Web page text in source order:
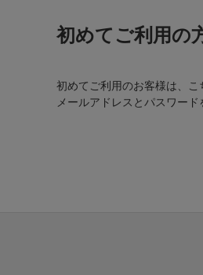
初めてご利用の
初めてご利用のお客様は、こ
メールアドレスとパスワー